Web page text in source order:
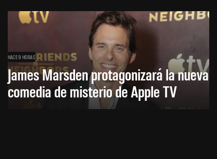
HACE 9 HORAS
James Marsden protagonizará la nueva
comedia de misterio de Apple TV